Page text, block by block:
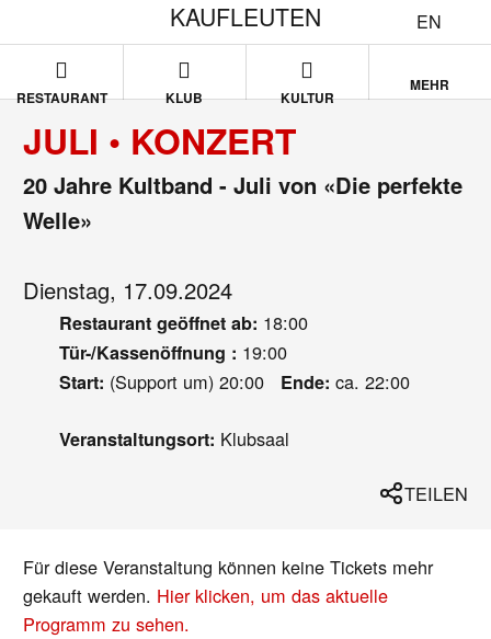
EN
KAUFLEUTEN
RESTAURANT KLUB KULTUR
MEHR
JULI • KONZERT
20 Jahre Kultband - Juli von «Die perfekte
Welle»
Dienstag, 17.09.2024
Restaurant geöffnet ab: 18:00
Tür-/Kassenöffnung : 19:00
Start: (Support um) 20:00 Ende: ca. 22:00
Veranstaltungsort: Klubsaal
TEILEN
Für diese Veranstaltung können keine Tickets mehr
gekauft werden. Hier klicken, um das aktuelle
Programm zu sehen.